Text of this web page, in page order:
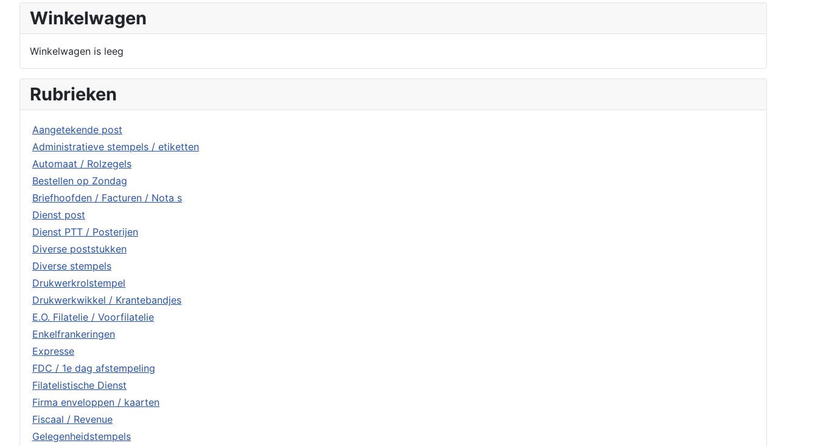
Winkelwagen
Winkelwagen is leeg
Rubrieken
Aangetekende post
Administratieve stempels / etiketten
Automaat / Rolzegels
Bestellen op Zondag
Briefhoofden / Facturen / Nota s
Dienst post
Dienst PTT / Posterijen
Diverse poststukken
Diverse stempels
Drukwerkrolstempel
Drukwerkwikkel / Krantebandjes
E.O. Filatelie / Voorfilatelie
Enkelfrankeringen
Expresse
FDC / 1e dag afstempeling
Filatelistische Dienst
Firma enveloppen / kaarten
Fiscaal / Revenue
Gelegenheidstempels